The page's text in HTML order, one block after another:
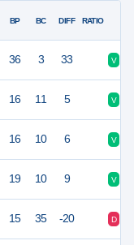
BP BC DIFF RATIO
36 3 33 V
16 11 5 V
16 10 6 V
19 10 9 V
15 35 -20 D